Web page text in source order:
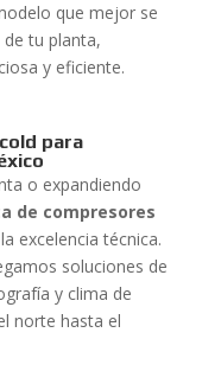
que mejor se
tu planta,
y eficiente.
para
o expandiendo
de compresores
excelencia técnica.
soluciones de
y clima de
norte hasta el